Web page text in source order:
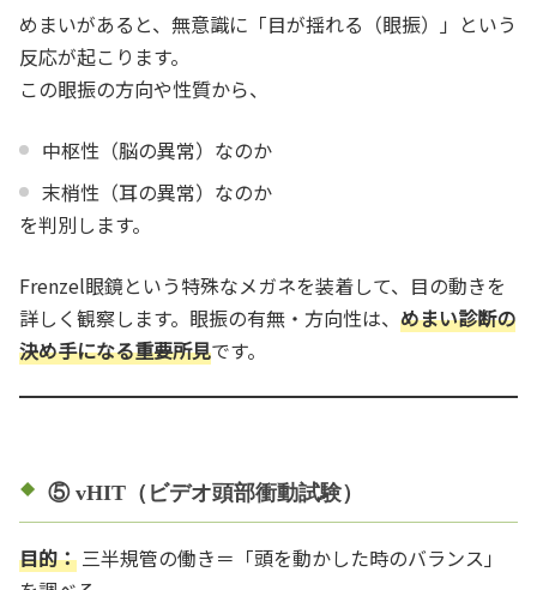
めまいがあると、無意識に「目が揺れる（眼振）」という
反応が起こります。
この眼振の方向や性質から、
中枢性（脳の異常）なのか
末梢性（耳の異常）なのか
を判別します。
Frenzel眼鏡という特殊なメガネを装着して、目の動きを
詳しく観察します。眼振の有無・方向性は、 めまい診断の
決め手になる重要所見です。
⑤ vHIT（ビデオ頭部衝動試験）
目的： 三半規管の働き＝「頭を動かした時のバランス」